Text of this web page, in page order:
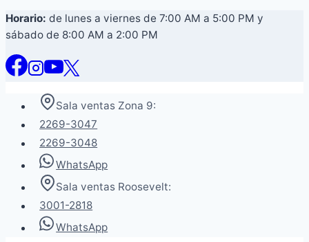
Saltar
al
contenido
Horario: de lunes a viernes de 7:00 AM a 5:00 PM y
sábado de 8:00 AM a 2:00 PM
Sala ventas Zona 9:
2269-3047
2269-3048
WhatsApp
Sala ventas Roosevelt:
3001-2818
WhatsApp